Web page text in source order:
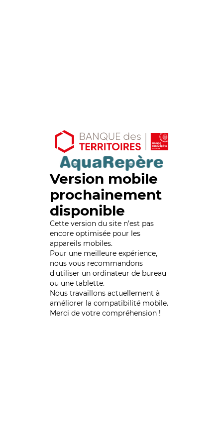
Version mobile
prochainement
disponible
Cette version du site n’est pas
encore optimisée pour les
appareils mobiles.
Pour une meilleure expérience,
nous vous recommandons
d'utiliser un ordinateur de bureau
ou une tablette.
Nous travaillons actuellement à
améliorer la compatibilité mobile.
Merci de votre compréhension !